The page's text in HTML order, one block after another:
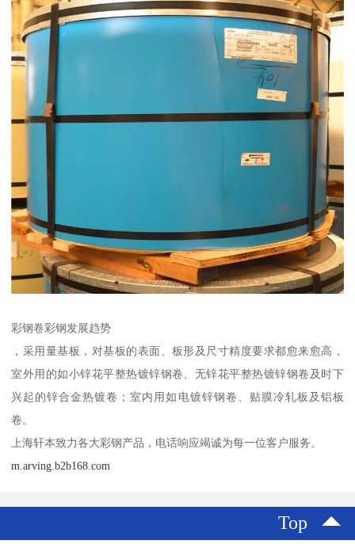
彩钢卷彩钢发展趋势
，采用量基板，对基板的表面、板形及尺寸精度要求都愈来愈高，
室外用的如小锌花平整热镀锌钢卷、无锌花平整热镀锌钢卷及时下
兴起的锌合金热镀卷；室内用如电镀锌钢卷、贴膜冷轧板及铝板
卷。
上海轩本致力各大彩钢产品，电话响应竭诚为每一位客户服务。
m.arving.b2b168.com
Top